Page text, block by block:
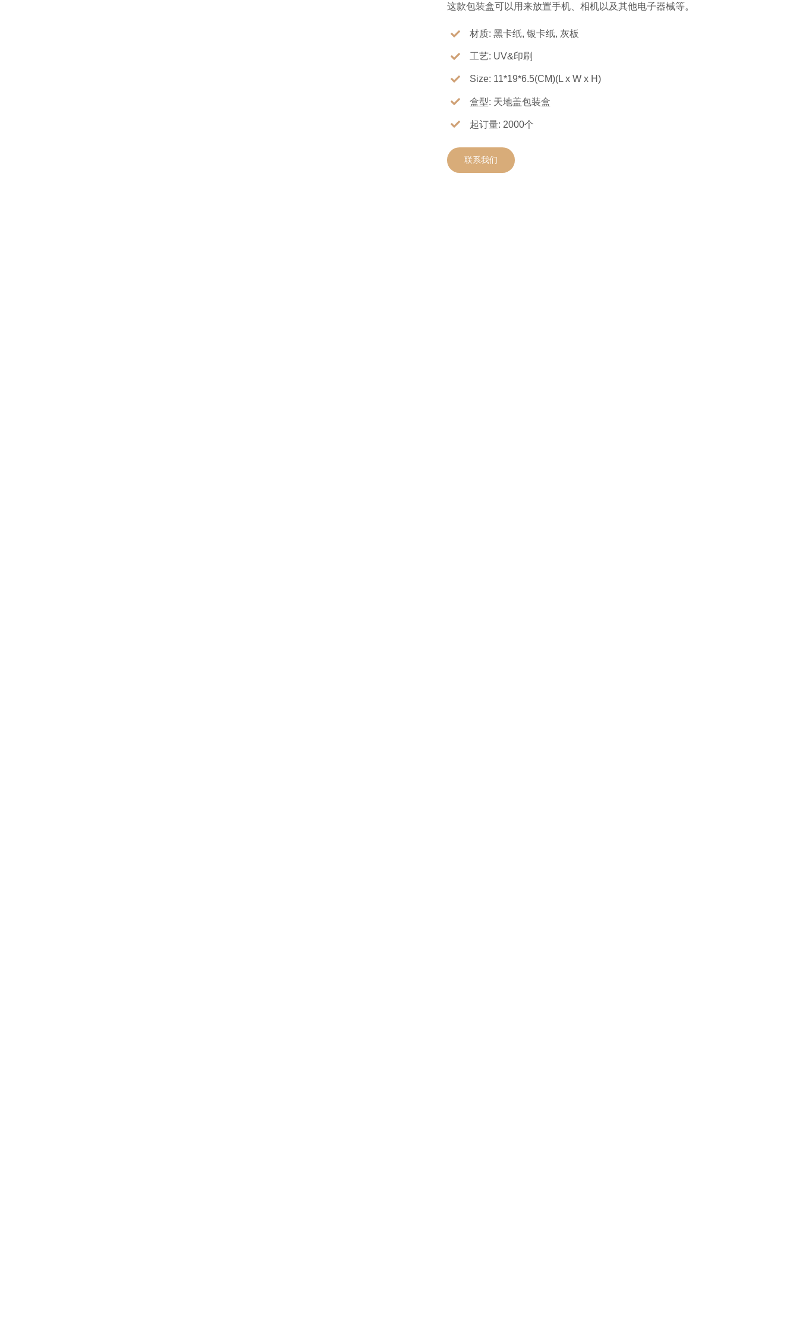
这款包装盒可以用来放置手机、相机以及其他电子器械等。
材质: 黑卡纸, 银卡纸, 灰板
工艺: UV&印刷
Size: 11*19*6.5(CM)(L x W x H)
盒型: 天地盖包装盒
起订量: 2000个
联系我们